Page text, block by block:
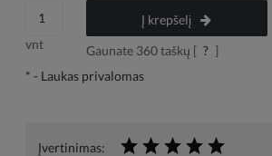
vnt
Į krepšelį
Gaunate 360taškų [ ? ]
* - Laukas privalomas
Įvertinimas: